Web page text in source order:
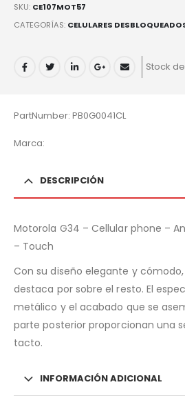
SKU: CE107MOT57
CATEGORÍAS: CELULARES
Stock
PartNumber: PB0G0041CL
Marca:
DESCRIPCIÓN
Motorola G34 – Cellular phone –
– Touch
Con su diseño elegante y
destaca por sobre el resto. El
metálico y el acabado que se
parte posterior proporcionan una
tacto.
INFORMACIÓN ADICIONAL